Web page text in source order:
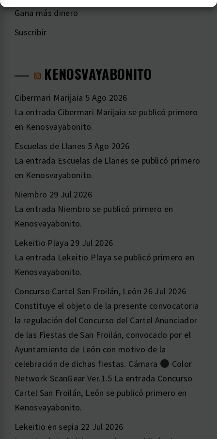
Gana más dinero
Suscribir
KENOSVAYABONITO
Cibermari Marijaia 5 Ago 2026
La entrada Cibermari Marijaia se publicó primero
en Kenosvayabonito.
Escuelas de Llanes 5 Ago 2026
La entrada Escuelas de Llanes se publicó primero
en Kenosvayabonito.
Niembro 29 Jul 2026
La entrada Niembro se publicó primero en
Kenosvayabonito.
Lekeitio Playa 29 Jul 2026
La entrada Lekeitio Playa se publicó primero en
Kenosvayabonito.
Concurso Cartel San Froilán, León 26 Jul 2026
Constituye el objeto de la presente convocatoria
la regulación del Concurso del Cartel Anunciador
de las Fiestas de San Froilán, convocado por el
Ayuntamiento de León con motivo de la
celebración de dichas fiestas. Cámara
Color
Network ScanGear Ver.1.5 La entrada Concurso
Cartel San Froilán, León se publicó primero en
Kenosvayabonito.
Lekeitio en sepia 22 Jul 2026